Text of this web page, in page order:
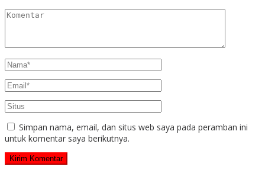
Simpan nama, email, dan situs web saya pada peramban ini
untuk komentar saya berikutnya.